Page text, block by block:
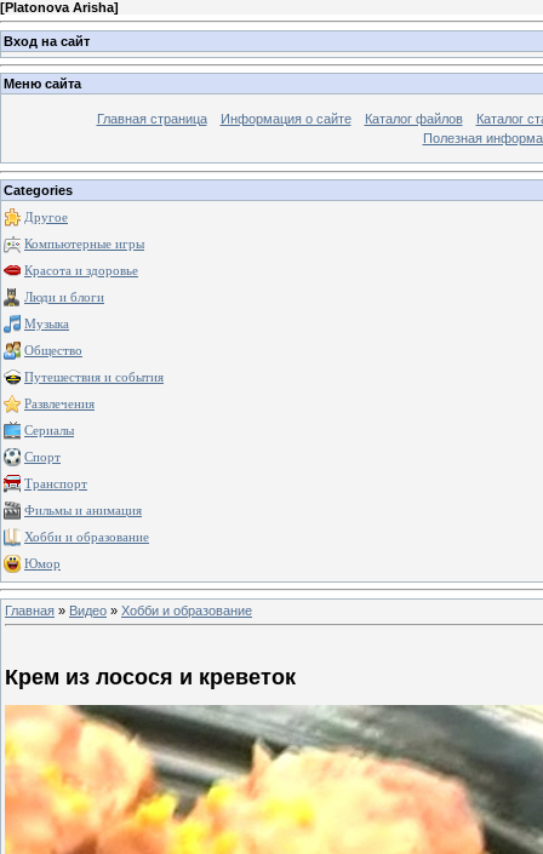
[Platonova Arisha]
Вход на сайт
Меню сайта
Главная страница Информация о сайте Каталог файлов
Каталог
Полезная
Categories
Другое
Компьютерные игры
Красота и здоровье
Люди и блоги
Музыка
Общество
Путешествия и события
Развлечения
Сериалы
Спорт
Транспорт
Фильмы и анимация
Хобби и образование
Юмор
Главная » Видео » Хобби и образование
Крем из лосося и креветок